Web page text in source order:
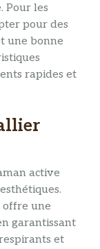
Pour les
pour des
une bonne
rapides et
active
offre une
garantissant
et